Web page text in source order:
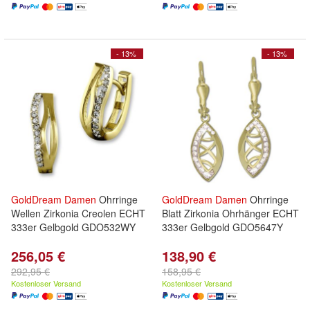
- 13%
GoldDream Damen Ohrringe
Wellen Zirkonia Creolen ECHT
333er Gelbgold GDO532WY
256,05 €
292,95 €
Kostenloser Versand
- 13%
GoldDream Damen Ohrringe
Blatt Zirkonia Ohrhänger ECHT
333er Gelbgold GDO5647Y
138,90 €
158,95 €
Kostenloser Versand